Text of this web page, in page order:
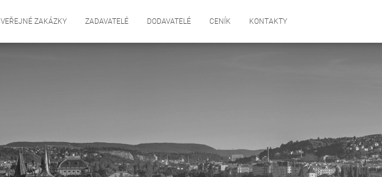
VEŘEJNÉ ZAKÁZKY ZADAVATELÉ DODAVATELÉ CENÍK KONTAKTY